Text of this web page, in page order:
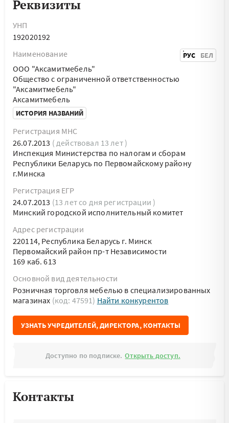
Реквизиты
УНП
192020192
Наименование
РУС БЕЛ
ООО "Аксамитмебель"
Общество с ограниченной ответственностью
"Аксамитмебель"
Аксамитмебель
ИСТОРИЯ НАЗВАНИЙ
Регистрация МНС
26.07.2013 ( действовал 13 лет )
Инспекция Министерства по налогам и сборам
Республики Беларусь по Первомайскому району
г.Минска
Регистрация ЕГР
24.07.2013 (13 лет со дня регистрации )
Минский городской исполнительный комитет
Адрес регистрации
220114, Республика Беларусь г. Минск
Первомайский район пр-т Независимости
169 каб. 613
Основной вид деятельности
Розничная торговля мебелью в специализированных
магазинах (код: 47591) Найти конкурентов
УЗНАТЬ УЧРЕДИТЕЛЕЙ, ДИРЕКТОРА, КОНТАКТЫ
Доступно по подписке. Открыть доступ.
Контакты